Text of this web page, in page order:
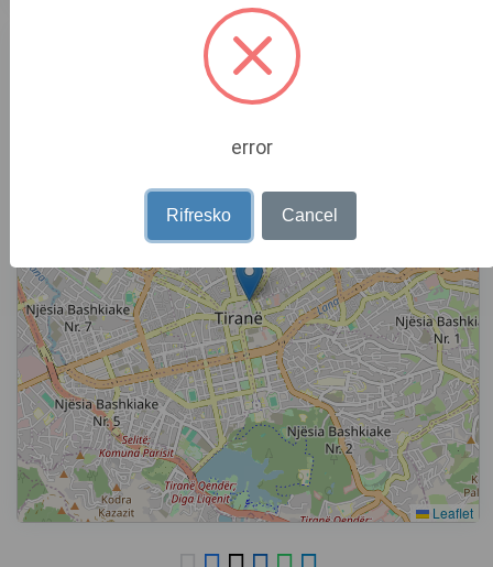
Leaflet
error
Rifresko Cancel